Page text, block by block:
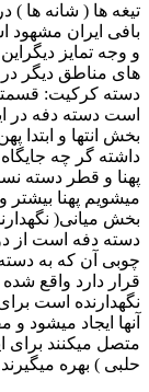
تیغه ها ( شانه ها )
بافی ایران مشهود
و وجه تمایز
های مناطق دیگر
دسته کرکیت:
است دسته دفه در
بخش انتها و
داشته گر چه
پهنا و قطر دسته
میشویم پهنا
بخش میانی(
دسته دفه است از
چوبی آن که به
قرار دارد واقع
نگهدارنده است
آنها ایجاد میشود
متصل میکنند برای
حلبی ) بهره